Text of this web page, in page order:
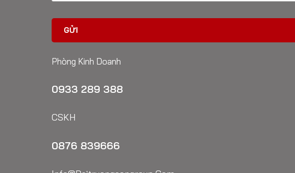
Phòng Kinh Doanh
0933 289 388
CSKH
0876 839666